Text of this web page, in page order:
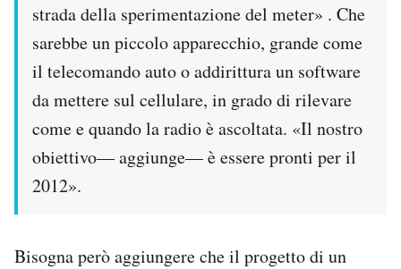
strada della sperimentazione del meter» . Che
sarebbe un piccolo apparecchio, grande come
il telecomando auto o addirittura un software
da mettere sul cellulare, in grado di rilevare
come e quando la radio è ascoltata. «Il nostro
obiettivo— aggiunge— è essere pronti per il
2012».
Bisogna però aggiungere che il progetto di un